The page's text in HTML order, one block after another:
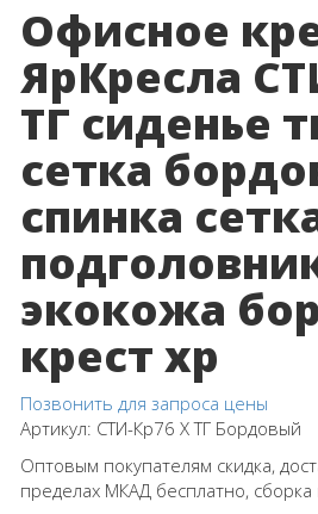
Офисное
ЯрКресла
ТГ сиденье
сетка
спинка
экокожа
крест хр
Позвонить для запроса цены
Артикул: СТИ-Кр76 Х ТГ Бордовый
Оптовым покупателям скидка,
пределах МКАД бесплатно, сборка